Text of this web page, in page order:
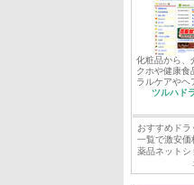
化粧品から、
クホや健康食
ラルケアやヘ
ツルハド
おすすめドラ
一覧で激安価
薬品ネットシ